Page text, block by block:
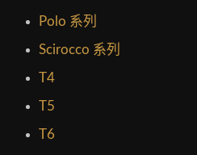
Polo 系列
Scirocco 系列
T4
T5
T6